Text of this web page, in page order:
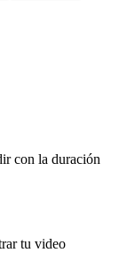
con la duración
tu video